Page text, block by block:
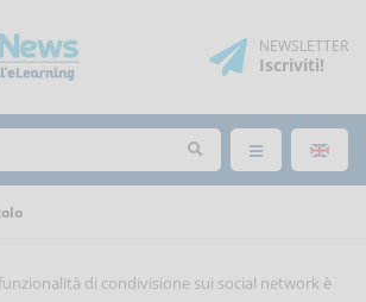
NEWSLETTER
Iscriviti!
di condivisione sui social network è